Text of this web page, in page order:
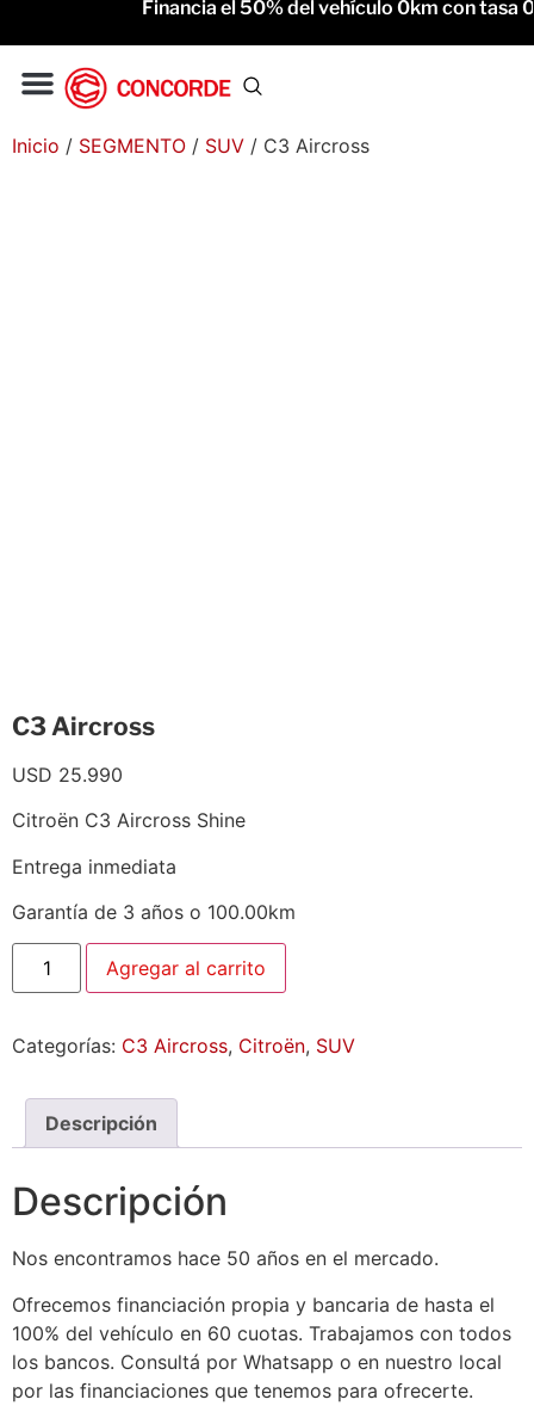
Financia el 50% del vehículo 0km con tasa
Inicio / SEGMENTO / SUV / C3 Aircross
C3 Aircross
USD 25.990
Citroën C3 Aircross Shine
Entrega inmediata
Garantía de 3 años o 100.00km
Agregar al carrito
Categorías: C3 Aircross, Citroën, SUV
Descripción
Descripción
Nos encontramos hace 50 años en el mercado.
Ofrecemos financiación propia y bancaria de hasta el
100% del vehículo en 60 cuotas. Trabajamos con todos
los bancos. Consultá por Whatsapp o en nuestro local
por las financiaciones que tenemos para ofrecerte.